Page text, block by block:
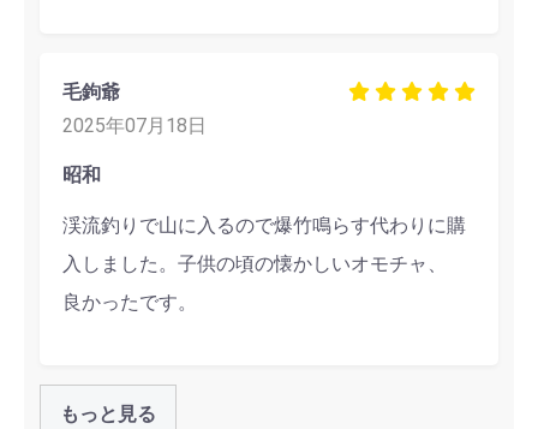
毛鉤爺
2025年07月18日
昭和
渓流釣りで山に入るので爆竹鳴らす代わりに購
入しました。子供の頃の懐かしいオモチャ、
良かったです。
もっと見る